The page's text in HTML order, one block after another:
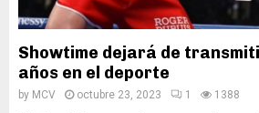
Showtime dejará de
años en el deporte
by MCV octubre 23, 2023 1 1388